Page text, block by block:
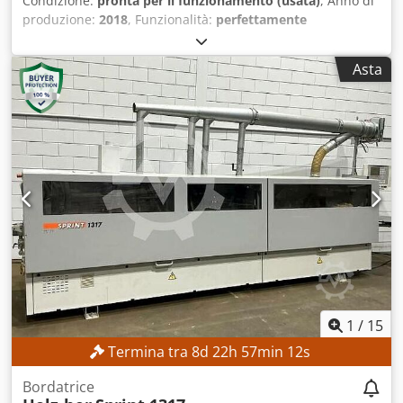
produzione: 2018, Funzionalità: perfettamente
, larghezza di piallatura:
rotazione (max):6.000 giri/min, diametro del mandrino:40
mm, altezza di piallatura:150 mm, diametro rullo:140
mm, CARATTERISTICHE TECNICHE Larghezza minima di
piallatura: 15 mm Dwodpfezrmupex Andja Larghezza
massima di piallatura: 230 mm Altezza minima di
piallatura: 10 mm Altezza massima di piallatura: 150 mm
Numero di mandrini: 6 unità Diametro del mandrino: 40
mm Velocità dell'albero di piallatura: 6.000 giri/min
Lunghezza del tavolo di alimentazione: 1.570 mm
Avanzamento Potenza del motore di alimentazione: 5,5 kW
Sistema di trasmissione dell'alimentazione: albero
cardanico Sistema di avanzamento: automatico Velocità
minima di avanzamento: 6 m/min Velocità massima di
avanzamento: 24 m/min Regolazione della velocità di
avanzamento: a gradini Diametro del raccordo di
aspirazione: 120 mm CARATTERISTICHE DELLA MACCHINA
Potenza del motore: 7,5 kW Dimensioni e peso Dimensioni
(L x L x A): 5.900 x 2.600 x 1.900 mm Peso a vuoto: 6.500 kg
Nota: le molle a gas sono deboli.
Asta
1 / 15
Termina tra8d22h57min9s
Bordatrice